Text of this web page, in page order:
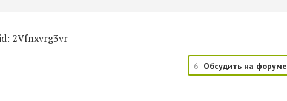
2Vfnxvrg3vr
6 Обсудить на форуме